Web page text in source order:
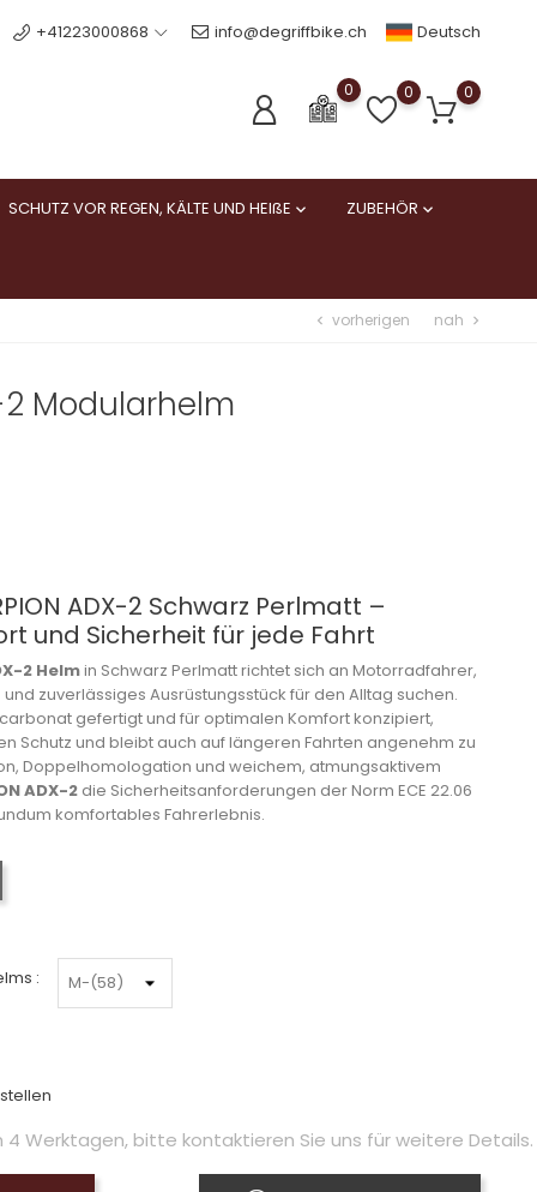
+41223000868 info@degriffbike.ch Deutsch
0 0 0
SCHUTZ VOR REGEN, KÄLTE UND HEIßE  ZUBEHÖR 
chevron_left vorherigen nah chevron_right
2 Modularhelm
ADX-2 Schwarz Perlmatt –
und Sicherheit für jede Fahrt
2 Helmin Schwarz Perlmatt richtet sich an Motorradfahrer,
zuverlässiges Ausrüstungsstück für den Alltag suchen.
gefertigt und für optimalen Komfort konzipiert,
Schutz und bleibt auch auf längeren Fahrten angenehm zu
Doppelhomologation und weichem, atmungsaktivem
ADX-2 die Sicherheitsanforderungen der Norm ECE 22.06
komfortables Fahrerlebnis.
:
Werktagen, bitte kontaktieren Sie uns für weitere Details.